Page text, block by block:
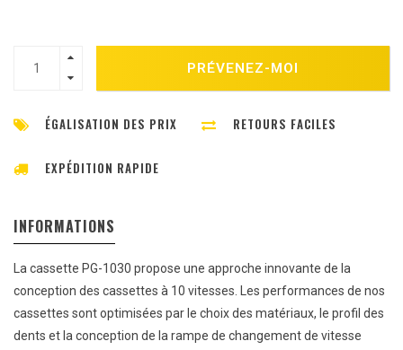
PRÉVENEZ-MOI
ÉGALISATION DES PRIX RETOURS FACILES
EXPÉDITION RAPIDE
INFORMATIONS
La cassette PG-1030 propose une approche innovante de la
conception des cassettes à 10 vitesses. Les performances de nos
cassettes sont optimisées par le choix des matériaux, le profil des
dents et la conception de la rampe de changement de vitesse